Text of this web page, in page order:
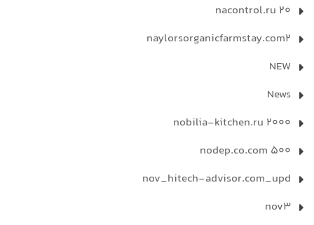
nacontrol.ru 20
naylorsorganicfarmstay.com2
NEW
News
nobilia-kitchen.ru 2000
nodep.co.com 500
nov_hitech-advisor.com_upd
nov3